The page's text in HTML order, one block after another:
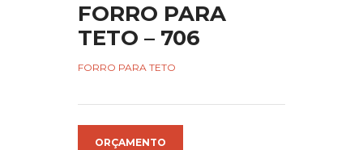
FORRO PARA
TETO – 706
FORRO PARA TETO
ORÇAMENTO